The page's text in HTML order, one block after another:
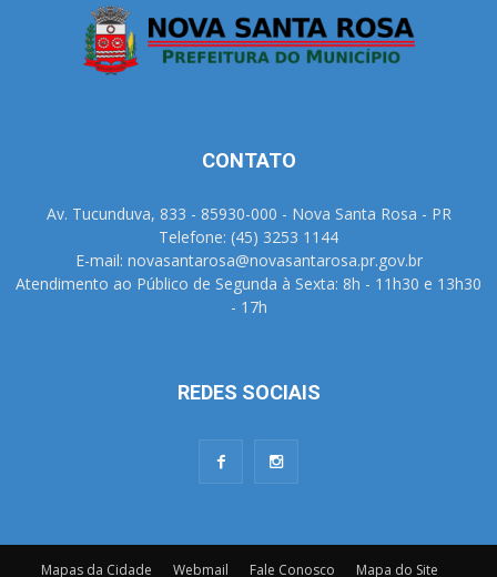
CONTATO
Av. Tucunduva, 833 - 85930-000 - Nova Santa Rosa - PR
Telefone: (45) 3253 1144
E-mail: novasantarosa@novasantarosa.pr.gov.br
Atendimento ao Público de Segunda à Sexta: 8h - 11h30 e 13h30
- 17h
REDES SOCIAIS
Mapas da Cidade Webmail Fale Conosco Mapa do Site